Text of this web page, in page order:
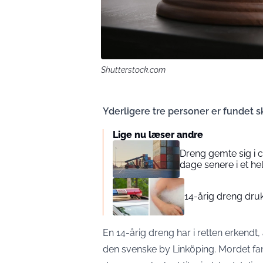
Shutterstock.com
Yderligere tre personer er fundet
Lige nu læser andre
Dreng gemte sig i
dage senere i et
14-årig dreng
En 14-årig dreng har i retten
den svenske by Linköping. Mordet